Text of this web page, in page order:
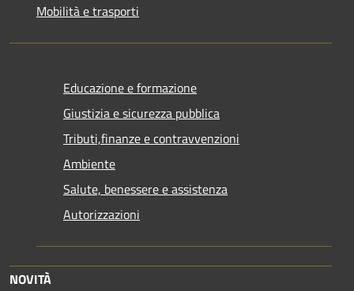
Mobilità e trasporti
Educazione e formazione
Giustizia e sicurezza pubblica
Tributi,finanze e contravvenzioni
Ambiente
Salute, benessere e assistenza
Autorizzazioni
NOVITÀ